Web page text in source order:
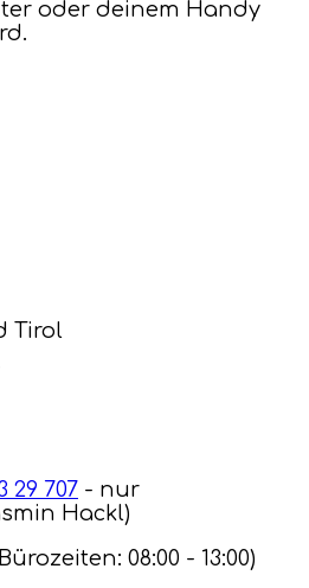
oder deinem Handy
Tirol
29 707 - nur
Hackl)
08:00 - 13:00)